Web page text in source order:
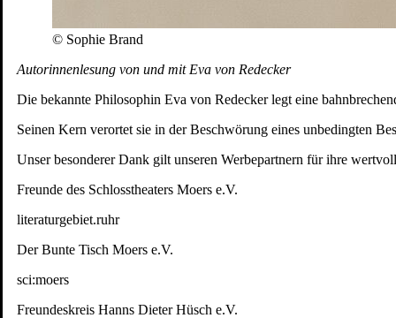
© Sophie Brand
Autorinnenlesung von und mit Eva von Redecker
Die bekannte Philosophin Eva von Redecker legt eine
Seinen Kern verortet sie in der Beschwörung eines unbedingten
Unser besonderer Dank gilt unseren Werbepartnern für ihre
Freunde des Schlosstheaters Moers e.V.
literaturgebiet.ruhr
Der Bunte Tisch Moers e.V.
sci:moers
Freundeskreis Hanns Dieter Hüsch e.V.